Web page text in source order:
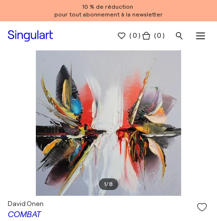
10 % de réduction
pour tout abonnement à la newsletter
(0 ) ( 0 )
1/8
COMBAT
David Onen